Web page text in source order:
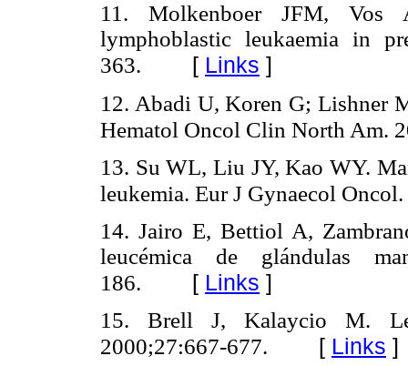
11. Molkenboer JFM, Vos
lymphoblastic leukaemia in
363. [ Links ]
12. Abadi U, Koren G; Lishner
Hematol Oncol Clin North Am.
13. Su WL, Liu JY, Kao WY.
leukemia. Eur J Gynaecol
14. Jairo E, Bettiol A,
leucémica de glándulas
186. [ Links ]
15. Brell J, Kalaycio M.
2000;27:667-677. [ Links ]